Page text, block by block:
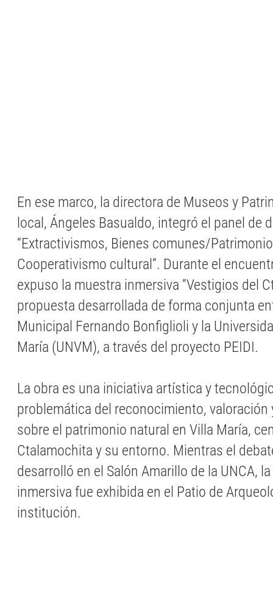
En ese marco, la directora de Museos y
local, Ángeles Basualdo, integró el panel de
“Extractivismos, Bienes comunes/
Cooperativismo cultural”. Durante el
expuso la muestra inmersiva “Vestigios del
propuesta desarrollada de forma conjunta
Municipal Fernando Bonfiglioli y la
María (UNVM), a través del proyecto PEIDI.
La obra es una iniciativa artística y
problemática del reconocimiento,
sobre el patrimonio natural en Villa María,
Ctalamochita y su entorno. Mientras el
desarrolló en el Salón Amarillo de la UNCA,
inmersiva fue exhibida en el Patio de
institución.